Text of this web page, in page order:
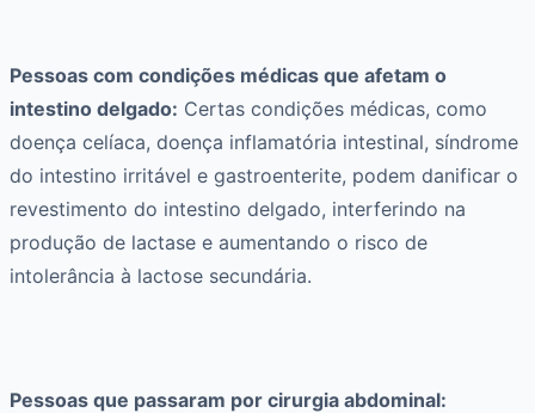
Pessoas com condições médicas que afetam o
intestino delgado: Certas condições médicas, como
doença celíaca, doença inflamatória intestinal, síndrome
do intestino irritável e gastroenterite, podem danificar o
revestimento do intestino delgado, interferindo na
produção de lactase e aumentando o risco de
intolerância à lactose secundária.
Pessoas que passaram por cirurgia abdominal: